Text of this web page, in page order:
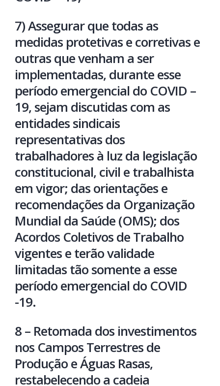
7) Assegurar que todas as
medidas protetivas e corretivas e
outras que venham a ser
implementadas, durante esse
período emergencial do COVID –
19, sejam discutidas com as
entidades sindicais
representativas dos
trabalhadores à luz da legislação
constitucional, civil e trabalhista
em vigor; das orientações e
recomendações da Organização
Mundial da Saúde (OMS); dos
Acordos Coletivos de Trabalho
vigentes e terão validade
limitadas tão somente a esse
período emergencial do COVID
-19.
8 – Retomada dos investimentos
nos Campos Terrestres de
Produção e Águas Rasas,
restabelecendo a cadeia